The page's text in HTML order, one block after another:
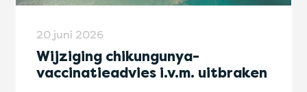
20 juni 2026
Wijziging chikungunya-
vaccinatieadvies i.v.m. uitbraken